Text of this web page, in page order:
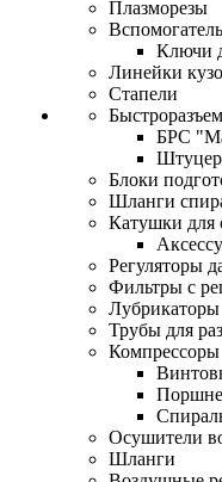
Плазморезы
Ключи
Линейки
Стапели
БРС
Блоки
Шланги
Катушки для
Регуляторы
Фильтры с
Лубрикаторы
Трубы для
Компрессоры
Осушители
Шланги